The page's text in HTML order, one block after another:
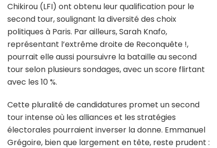
Chikirou (LFI) ont obtenu leur qualification pour le
second tour, soulignant la diversité des choix
politiques à Paris. Par ailleurs, Sarah Knafo,
représentant l’extrême droite de Reconquête !,
pourrait elle aussi poursuivre la bataille au second
tour selon plusieurs sondages, avec un score flirtant
avec les 10 %.
Cette pluralité de candidatures promet un second
tour intense où les alliances et les stratégies
électorales pourraient inverser la donne. Emmanuel
Grégoire, bien que largement en tête, reste prudent :